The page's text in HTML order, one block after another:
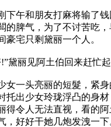
午和朋友打麻将输了钱
的脾气，为了不讨苦吃
豪宅只剩黛丽一个人。
丽见阿土伯回来赶忙起
一头亮丽的短髮，紧身
托出少女玲珑浮凸的身
得令人无法直视，看的
，好好干她几炮发洩一下